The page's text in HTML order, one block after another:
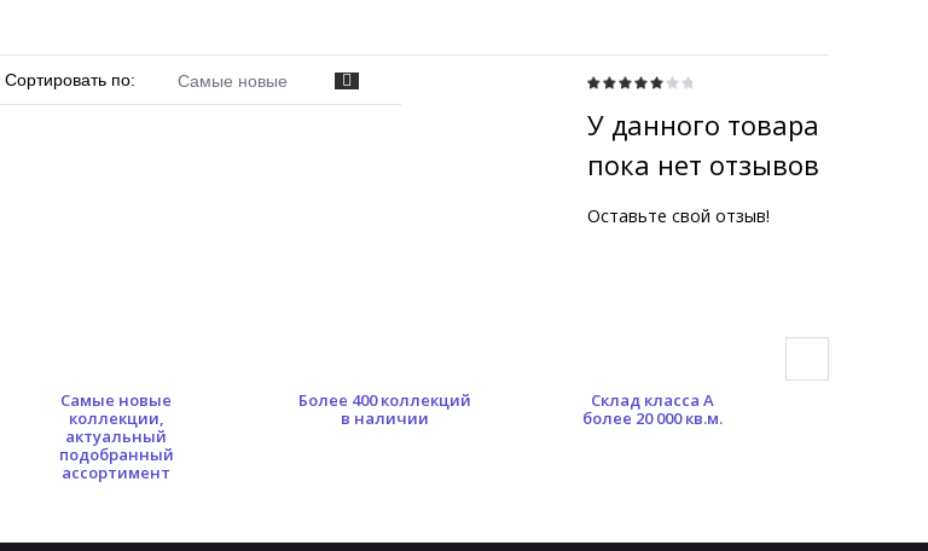
У данного товара
пока нет отзывов
Оставьте свой отзыв!
Сортировать по: Самые новые
Самые новые
коллекции,
актуальный
подобранный
ассортимент
Более 400 коллекций
в наличии
Склад класса А
более 20 000 кв.м.